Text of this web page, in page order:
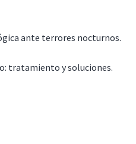
ante terrores nocturnos.
tratamiento y soluciones.